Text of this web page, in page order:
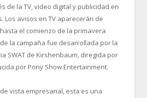
de la TV, video digital y publicidad en
Los avisos en TV aparecerán de
el comienzo de la primavera
de la campaña fue desarrollada por la
SWAT de Kirshenbaum, diregida por
por Pony Show Entertainment.
vista empresarial, esta es una